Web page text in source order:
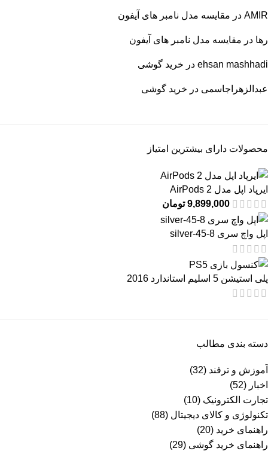
AMIR در مقایسه مدل نامبر های آیفون
رها در مقایسه مدل نامبر های آیفون
ehsan mashhadi در خرید گوشی
عبدالزهراجاسمی در خرید گوشی
محصولات دارای بیشترین امتیاز
ایرپاد اپل مدل AirPods 2
9,899,000 تومان
اپل واچ سری 8-45-silver
پلی استیشن 5 اسلیم استاندارد 2016
دسته بندی مطالب
آموزش و ترفند (32)
اخبار (52)
تجارت الکترونیک (10)
تکنولوژی و کالای دیجیتال (88)
راهنمای خرید (20)
راهنمای خرید گوشی (29)